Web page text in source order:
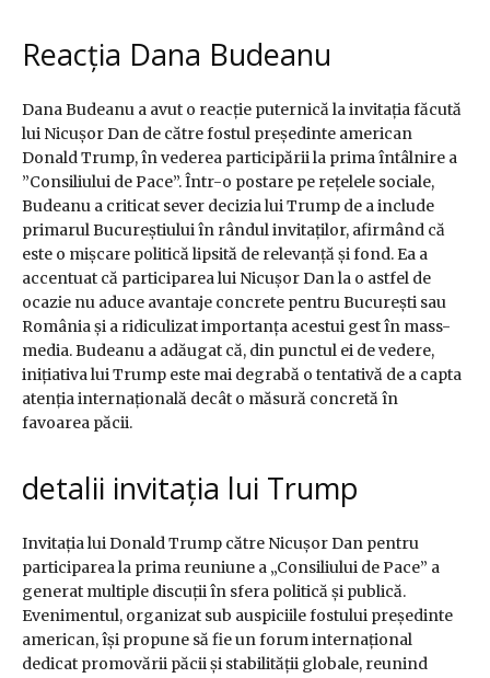
Reacția Dana Budeanu
Dana Budeanu a avut o reacție puternică la invitația făcută
lui Nicușor Dan de către fostul președinte american
Donald Trump, în vederea participării la prima întâlnire a
”Consiliului de Pace”. Într-o postare pe rețelele sociale,
Budeanu a criticat sever decizia lui Trump de a include
primarul Bucureștiului în rândul invitaților, afirmând că
este o mișcare politică lipsită de relevanță și fond. Ea a
accentuat că participarea lui Nicușor Dan la o astfel de
ocazie nu aduce avantaje concrete pentru București sau
România și a ridiculizat importanța acestui gest în mass-
media. Budeanu a adăugat că, din punctul ei de vedere,
inițiativa lui Trump este mai degrabă o tentativă de a capta
atenția internațională decât o măsură concretă în
favoarea păcii.
detalii invitația lui Trump
Invitația lui Donald Trump către Nicușor Dan pentru
participarea la prima reuniune a „Consiliului de Pace” a
generat multiple discuții în sfera politică și publică.
Evenimentul, organizat sub auspiciile fostului președinte
american, își propune să fie un forum internațional
dedicat promovării păcii și stabilității globale, reunind